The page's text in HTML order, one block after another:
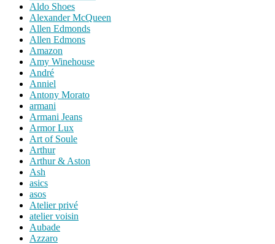
Aldo Shoes
Alexander McQueen
Allen Edmonds
Allen Edmons
Amazon
Amy Winehouse
André
Anniel
Antony Morato
armani
Armani Jeans
Armor Lux
Art of Soule
Arthur
Arthur & Aston
Ash
asics
asos
Atelier privé
atelier voisin
Aubade
Azzaro